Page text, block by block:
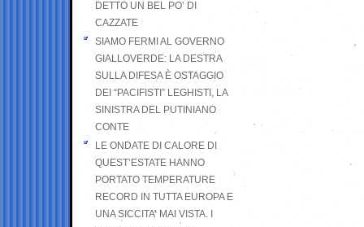
DETTO UN BEL PO’ DI
CAZZATE
SIAMO FERMI AL GOVERNO
GIALLOVERDE: LA DESTRA
SULLA DIFESA È OSTAGGIO
DEI “PACIFISTI” LEGHISTI, LA
SINISTRA DEL PUTINIANO
CONTE
LE ONDATE DI CALORE DI
QUEST’ESTATE HANNO
PORTATO TEMPERATURE
RECORD IN TUTTA EUROPA E
UNA SICCITA’ MAI VISTA. I